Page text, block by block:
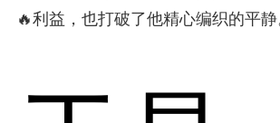
🔥利益，也打破了他精心编织的平静